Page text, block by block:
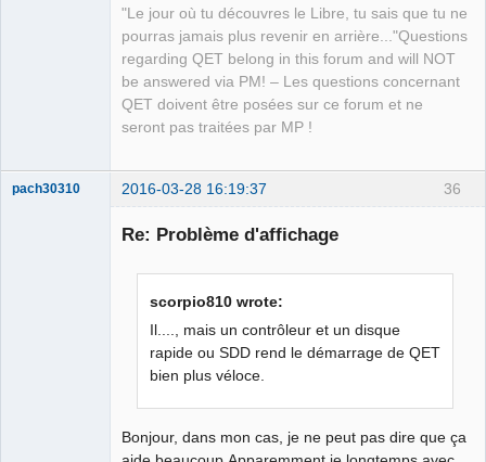
"Le jour où tu découvres le Libre, tu sais que tu ne
pourras jamais plus revenir en arrière..."Questions
regarding QET belong in this forum and will NOT
be answered via PM! – Les questions concernant
QET doivent être posées sur ce forum et ne
seront pas traitées par MP !
36
pach30310 2016-03-28 16:19:37
Re: Problème d'affichage
scorpio810 wrote:
Il...., mais un contrôleur et un disque
rapide ou SDD rend le démarrage de QET
bien plus véloce.
Bonjour, dans mon cas, je ne peut pas dire que ça